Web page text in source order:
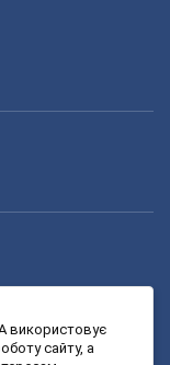
використовує
сайту, а